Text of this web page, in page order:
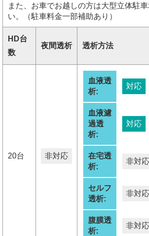
また、お車でお越しの方は大型立体駐
い。（駐車料金一部補助あり）
HD台
数
夜間透析 透析方法
20台 非対応
血液透
析:
対応
血液濾
過透
析:
対応
在宅透
析:
非対応
セルフ
透析:
非対応
腹膜透
析:
非対応